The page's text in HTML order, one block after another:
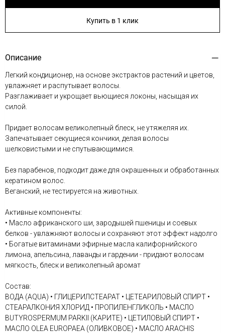
Купить в 1 клик
Описание
Легкий кондиционер, на основе экстрактов растений и цветов,
увлажняет и распутывает волосы.
Разглаживает и укрощает вьющиеся локоны, насыщая их
силой.
Придает волосам великолепный блеск, не утяжеляя их.
Запечатывает секущиеся кончики, делая волосы
шелковистыми и не спутывающимися.
Без парабенов, подходит даже для окрашенных и обработанных
кератином волос.
Веганский, не тестируется на животных.
Активные компоненты:
• Масло африканского ши, зародышей пшеницы и соевых
белков - увлажняют волосы и сохраняют этот эффект надолго
• Богатые витаминами эфирные масла калифорнийского
лимона, апельсина, лаванды и гардении - придают волосам
мягкость, блеск и великолепный аромат
Состав:
ВОДА (AQUA) • ГЛИЦЕРИЛСТЕАРАТ • ЦЕТЕАРИЛОВЫЙ СПИРТ •
СТЕАРАЛКОНИЯ ХЛОРИД • ПРОПИЛЕНГЛИКОЛЬ • МАСЛО
BUTYROSPERMUM PARKII (КАРИТЕ) • ЦЕТИЛОВЫЙ СПИРТ •
МАСЛО OLEA EUROPAEA (ОЛИВКОВОЕ) • МАСЛО ARACHIS